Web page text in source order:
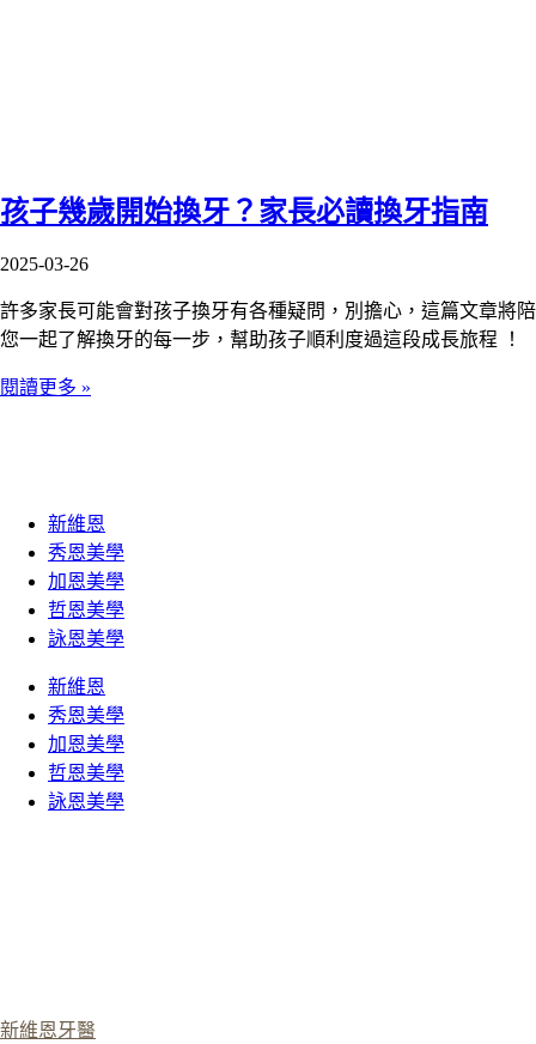
孩子幾歲開始換牙？家長必讀換牙指南
2025-03-26
許多家長可能會對孩子換牙有各種疑問，別擔心，這篇文章將陪
您一起了解換牙的每一步，幫助孩子順利度過這段成長旅程 ！
閱讀更多 »
新維恩
秀恩美學
加恩美學
哲恩美學
詠恩美學
新維恩
秀恩美學
加恩美學
哲恩美學
詠恩美學
新維恩牙醫